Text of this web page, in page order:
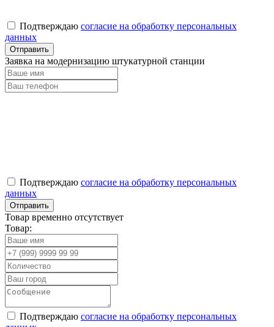
Подтверждаю согласие на обработку персональных
данных
Заявка на модернизацию штукатурной станции
Подтверждаю согласие на обработку персональных
данных
Товар временно отсутствует
Товар:
Подтверждаю согласие на обработку персональных